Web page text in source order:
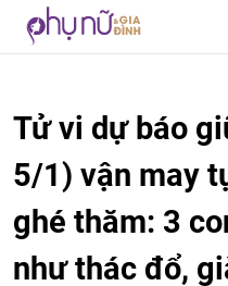
Tử vi dự báo
5/1) vận may
ghé thăm: 3
như thác đổ,